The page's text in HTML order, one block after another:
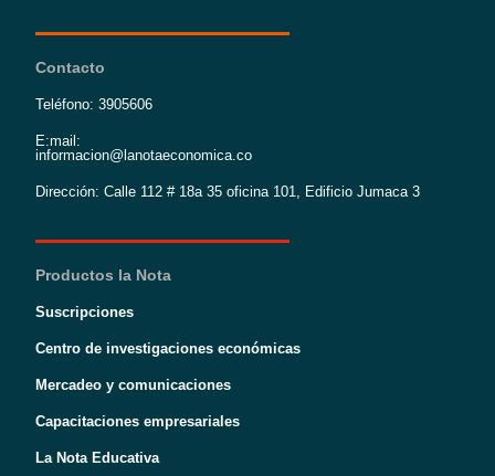
Contacto
Teléfono: 3905606
E:mail:
informacion@lanotaeconomica.co
Dirección: Calle 112 # 18a 35 oficina 101, Edificio Jumaca 3
Productos la Nota
Suscripciones
Centro de investigaciones económicas
Mercadeo y comunicaciones
Capacitaciones empresariales
La Nota Educativa